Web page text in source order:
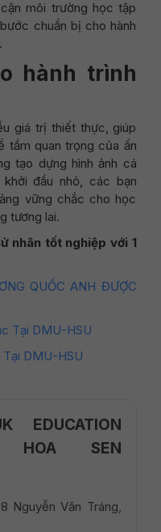
môi trường học tập
chuẩn bị cho hành
hành trình
giá trị thiết thực, giúp
tầm quan trọng của ấn
tạo dựng hình ảnh cá
đầu nhỏ, các bạn
vững chắc cho học
tương lai.
nhân tốt nghiệp với 1
QUỐC ANH ĐƯỢC
Tại DMU-HSU
DMU-HSU
EDUCATION
HOA SEN
Nguyễn Văn Tráng,